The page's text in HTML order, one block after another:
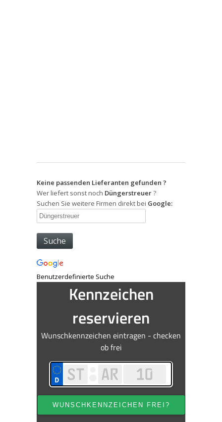
Keine passenden Lieferanten gefunden ?
Wer liefert sonst noch Düngerstreuer?
Suchen Sie weitere Firmen direkt bei Google:
Benutzerdefinierte Suche